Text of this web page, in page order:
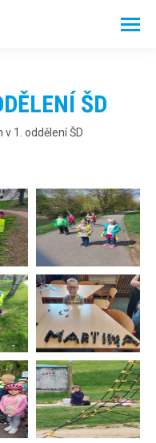
ŠD
v 1. oddělení ŠD